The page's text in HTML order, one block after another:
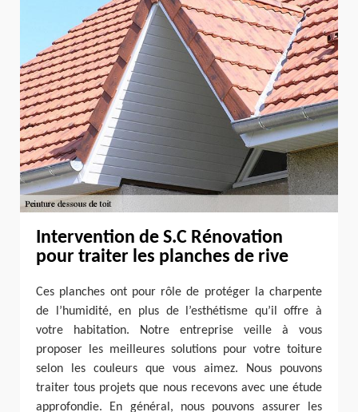
Intervention de S.C Rénovation
pour traiter les planches de rive
Ces planches ont pour rôle de protéger la charpente
de l’humidité, en plus de l’esthétisme qu’il offre à
votre habitation. Notre entreprise veille à vous
proposer les meilleures solutions pour votre toiture
selon les couleurs que vous aimez. Nous pouvons
traiter tous projets que nous recevons avec une étude
approfondie. En général, nous pouvons assurer les